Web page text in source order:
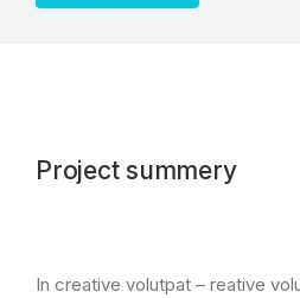
Project summery
In creative volutpat – reative